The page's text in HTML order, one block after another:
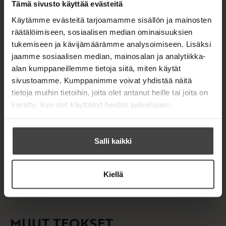
Tämä sivusto käyttää evästeitä
Käytämme evästeitä tarjoamamme sisällön ja mainosten
räätälöimiseen, sosiaalisen median ominaisuuksien
tukemiseen ja kävijämäärämme analysoimiseen. Lisäksi
jaamme sosiaalisen median, mainosalan ja analytiikka-
alan kumppaneillemme tietoja siitä, miten käytät
sivustoamme. Kumppanimme voivat yhdistää näitä
tietoja muihin tietoihin, joita olet antanut heille tai joita on
kerätty, kun olet käyttänyt heidän palvelujaan.
Salli kaikki
Kiellä
Kirjan tiedot
Kirjan kuvapankkikuvat
OSTA TEOS
u
n
e
E-kirja / epub3
o
k
e